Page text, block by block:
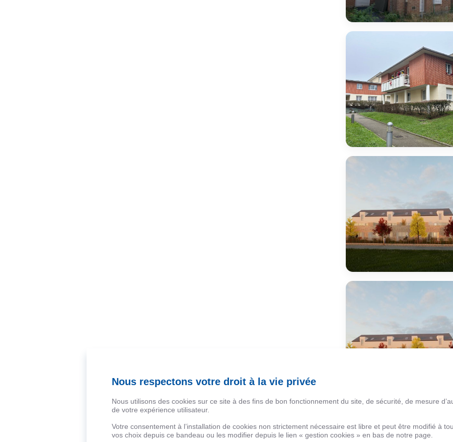
Nous respectons votre droit à la vie privée
Nous utilisons des cookies sur ce site à des fins de bon fonctionnement du site, de sécurité, de mesure
de votre expérience utilisateur.
Votre consentement à l’installation de cookies non strictement nécessaire est libre et peut être modifié à
vos choix depuis ce bandeau ou les modifier depuis le lien « gestion cookies » en bas de notre page.